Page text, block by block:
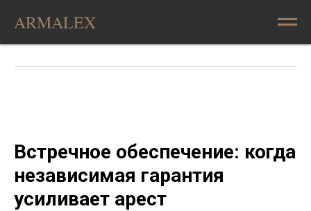
ARMALEX
Встречное обеспечение: когда
независимая гарантия
усиливает арест